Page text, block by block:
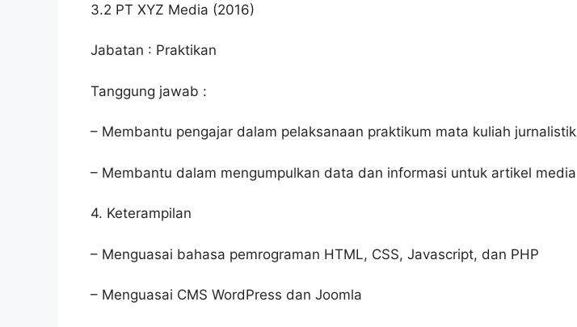
3.2 PT XYZ Media (2016)
Jabatan : Praktikan
Tanggung jawab :
– Membantu pengajar dalam pelaksanaan praktikum mata kuliah jurnalistik
– Membantu dalam mengumpulkan data dan informasi untuk artikel media
4. Keterampilan
– Menguasai bahasa pemrograman HTML, CSS, Javascript, dan PHP
– Menguasai CMS WordPress dan Joomla